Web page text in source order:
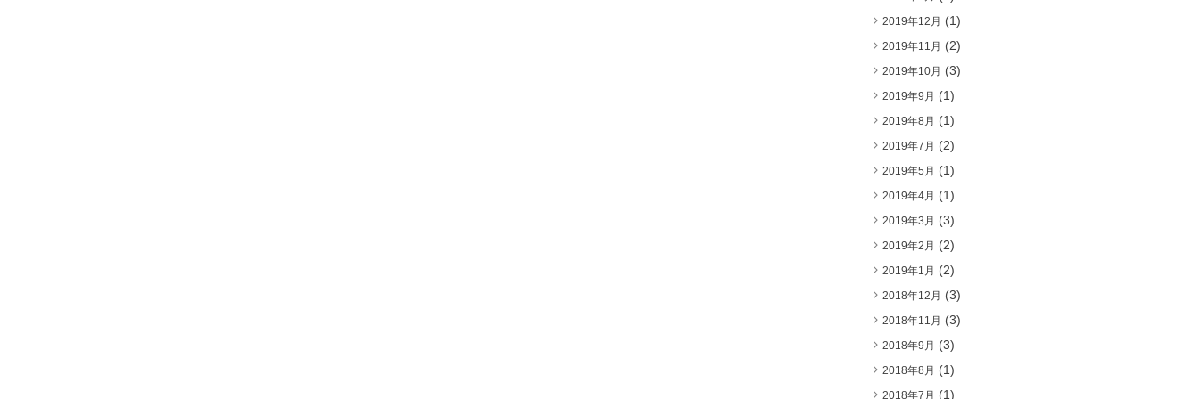
2019年12月 (1)
2019年11月 (2)
2019年10月 (3)
2019年9月 (1)
2019年8月 (1)
2019年7月 (2)
2019年5月 (1)
2019年4月 (1)
2019年3月 (3)
2019年2月 (2)
2019年1月 (2)
2018年12月 (3)
2018年11月 (3)
2018年9月 (3)
2018年8月 (1)
2018年7月 (1)